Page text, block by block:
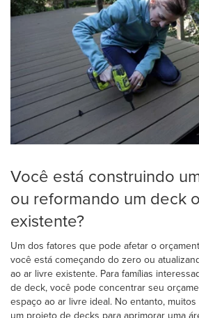
Você está construindo
ou reformando um deck
existente?
Um dos fatores que pode afetar o
você está começando do zero ou
ao ar livre existente. Para famílias
de deck, você pode concentrar seu
espaço ao ar livre ideal. No entanto,